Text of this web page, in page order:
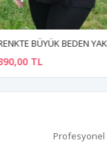
350,00 TL
Profesyonel